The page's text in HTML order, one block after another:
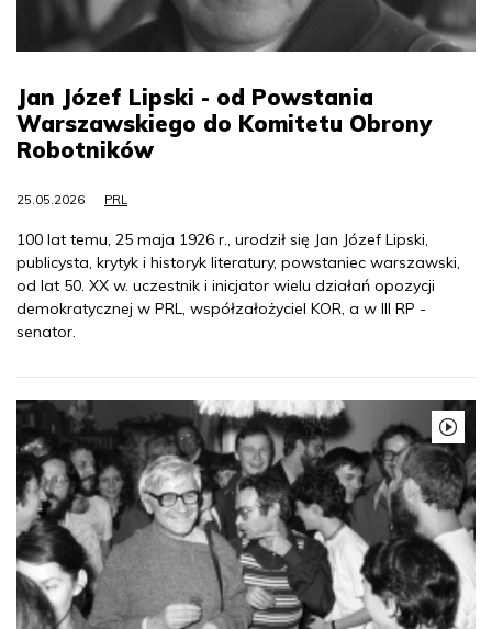
Jan Józef Lipski - od Powstania
Warszawskiego do Komitetu Obrony
Robotników
25.05.2026 PRL
100 lat temu, 25 maja 1926 r., urodził się Jan Józef Lipski,
publicysta, krytyk i historyk literatury, powstaniec warszawski,
od lat 50. XX w. uczestnik i inicjator wielu działań opozycji
demokratycznej w PRL, współzałożyciel KOR, a w III RP -
senator.